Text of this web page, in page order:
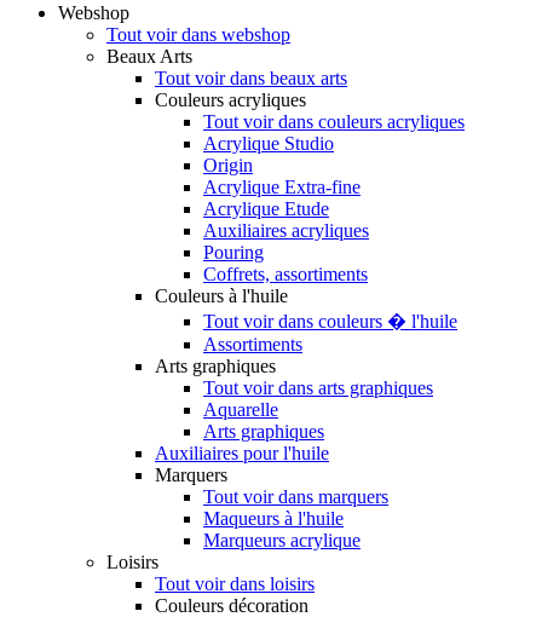
Webshop
Tout voir dans webshop
Beaux Arts
Tout voir dans beaux arts
Couleurs acryliques
Tout voir dans couleurs acryliques
Acrylique Studio
Origin
Acrylique Extra-fine
Acrylique Etude
Auxiliaires acryliques
Pouring
Coffrets, assortiments
Couleurs à l'huile
Tout voir dans couleurs � l'huile
Assortiments
Arts graphiques
Tout voir dans arts graphiques
Aquarelle
Arts graphiques
Auxiliaires pour l'huile
Marquers
Tout voir dans marquers
Maqueurs à l'huile
Marqueurs acrylique
Loisirs
Tout voir dans loisirs
Couleurs décoration